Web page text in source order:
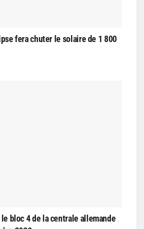
fera chuter le solaire de 1 800
bloc 4 de la centrale allemande